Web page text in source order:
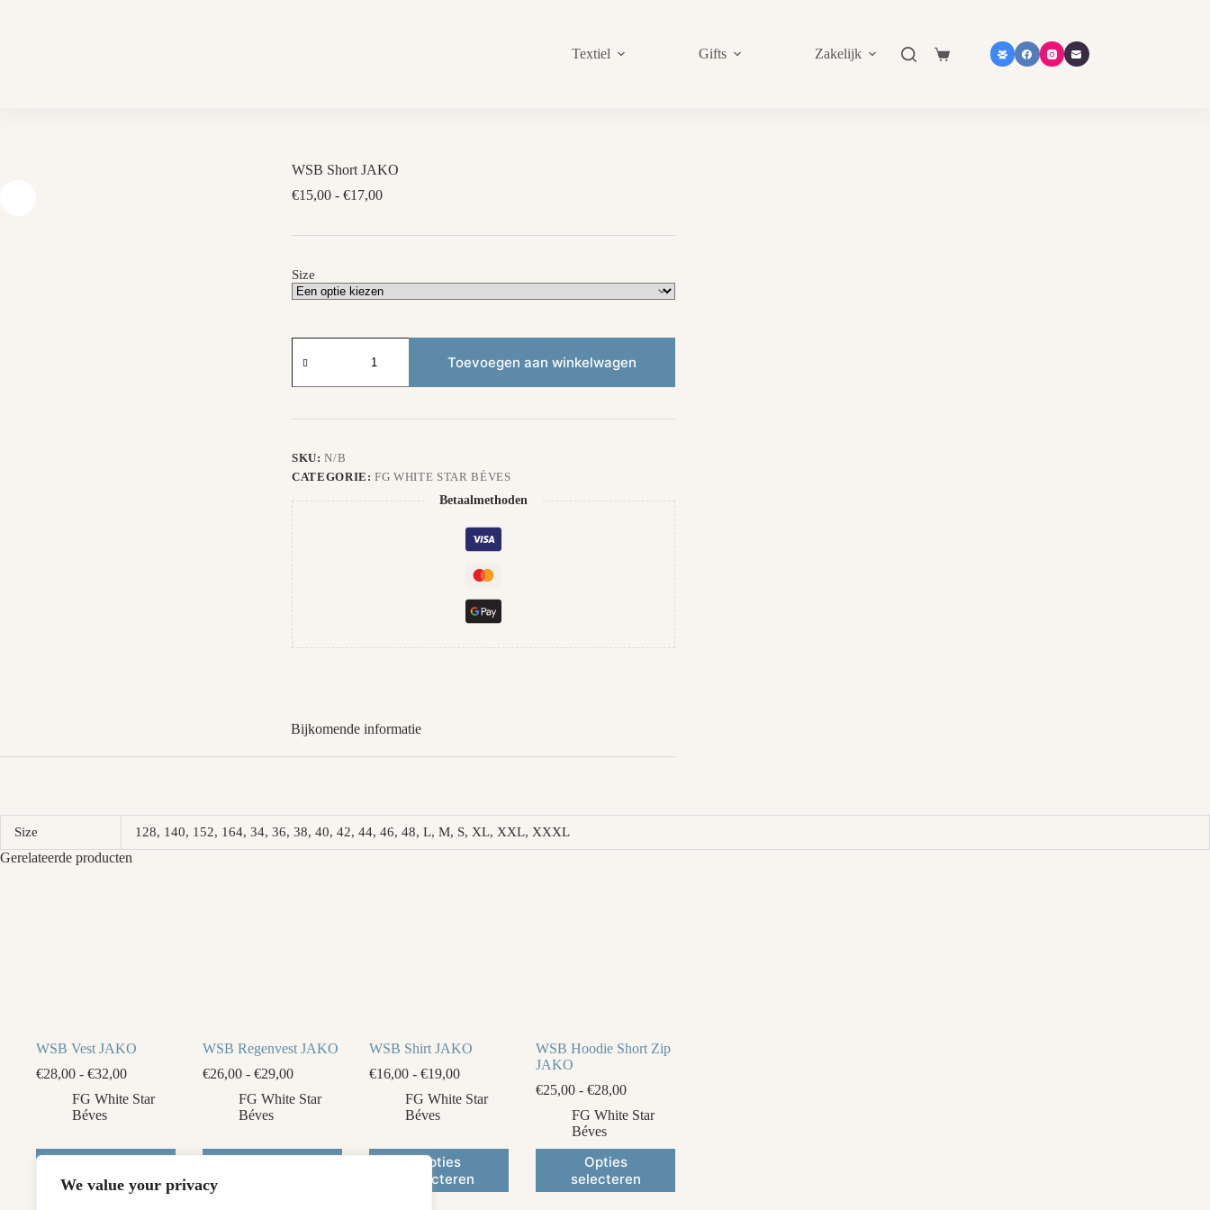
We value your privacy
Textiel
Gifts Zakelijk Shop in shop Contact
Shopping
WSB Short JAKO
€15,00 - €17,00Prijsklasse:
Size
Short
aantal
Toevoegen aan winkelwagen
SKU:N/B
CATEGORIE:FG WHITE STAR BÉVES
Betaalmethoden
Bijkomende informatie
Size 128, 140, 152, 164, 34, 36, 38, 40, 42, 44, 46, 48, L, M, S, XL, XXL, XXXL
Gerelateerde producten
WSB Vest JAKO
€28,00 - €32,00Prijsklasse:
tot
FG White Star
Béves
selecteren
Dit
heeft
WSB Regenvest JAKO
€26,00 - €29,00Prijsklasse:
tot
FG White Star
Béves
Dit
heeft
WSB Shirt JAKO
€16,00 - €19,00Prijsklasse:
tot
FG White Star
Béves
Opties
selecteren
Dit
WSB Hoodie Short Zip
JAKO
€25,00 - €28,00Prijsklasse:
tot
FG White Star
Béves
Opties
selecteren